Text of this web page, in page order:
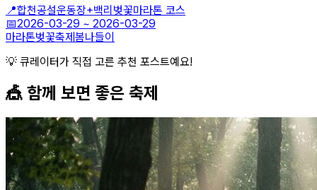
📍합천공설운동장+백리벚꽃마라톤 코스
📅2026-03-29 ~ 2026-03-29
마라톤벚꽃축제봄나들이
💡 큐레이터가 직접 고른 추천 포스트예요!
🎪 함께 보면 좋은 축제